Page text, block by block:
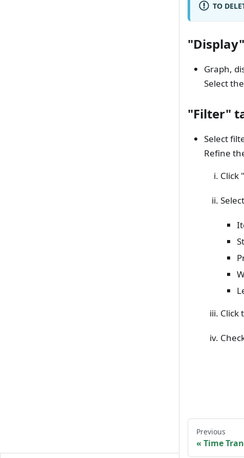
TO
Graph,
Select
"Filter"
Select
Refine
Click
Click
Previous
Time